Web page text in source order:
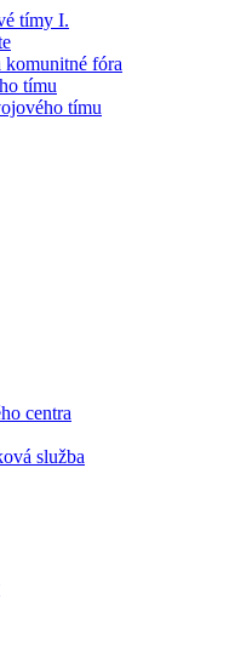
tímy I.
komunitné fóra
tímu
tímu
centra
služba